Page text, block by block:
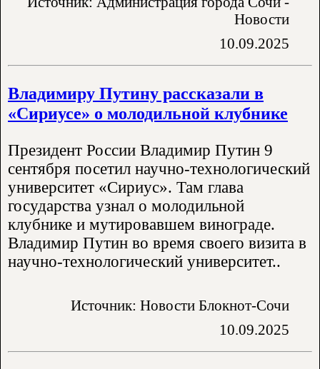
Новости
10.09.2025
Владимиру Путину рассказали в
«Сириусе» о молодильной клубнике
Президент России Владимир Путин 9
сентября посетил научно-технологический
университет «Сириус». Там глава
государства узнал о молодильной
клубнике и мутировавшем винограде.
Владимир Путин во время своего визита в
научно-технологический университет..
Источник: Новости Блокнот-Сочи
10.09.2025